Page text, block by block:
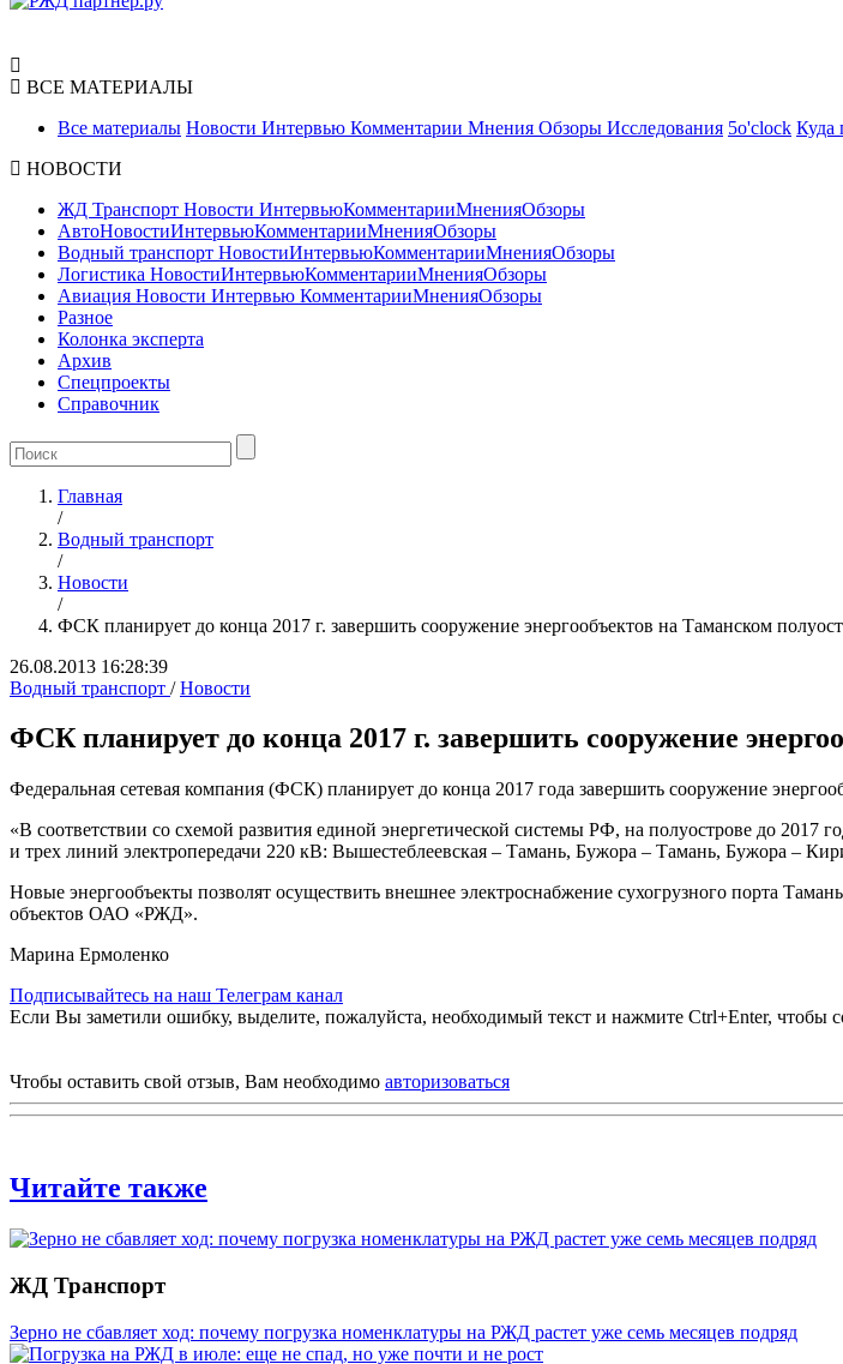
ВСЕ МАТЕРИАЛЫ
Все материалы Новости Интервью Комментарии Мнения Обзоры Исследования 5o'clock Куда
НОВОСТИ
ЖД Транспорт Новости ИнтервьюКомментарииМненияОбзоры
АвтоНовостиИнтервьюКомментарииМненияОбзоры
Водный транспорт НовостиИнтервьюКомментарииМненияОбзоры
Логистика НовостиИнтервьюКомментарииМненияОбзоры
Авиация Новости Интервью КомментарииМненияОбзоры
Разное
Колонка эксперта
Архив
Спецпроекты
Справочник
Главная
/
Водный транспорт
/
Новости
/
ФСК планирует до конца 2017 г. завершить сооружение энергообъектов на Таманском
26.08.2013 16:28:39
Водный транспорт /Новости
ФСК планирует до конца 2017 г. завершить сооружение
Федеральная сетевая компания (ФСК) планирует до конца 2017 года завершить сооружение
«В соответствии со схемой развития единой энергетической системы РФ, на полуострове до
и трех линий электропередачи 220 кВ: Вышестеблеевская – Тамань, Бужора – Тамань, Бужора –
Новые энергообъекты позволят осуществить внешнее электроснабжение сухогрузного порта
объектов ОАО «РЖД».
Марина Ермоленко
Подписывайтесь на наш Телеграм канал
Если Вы заметили ошибку, выделите, пожалуйста, необходимый текст и нажмите Ctrl+Enter, чтобы
Чтобы оставить свой отзыв, Вам необходимо авторизоваться
Читайте также
ЖД Транспорт
Зерно не сбавляет ход: почему погрузка номенклатуры на РЖД растет уже семь месяцев подряд